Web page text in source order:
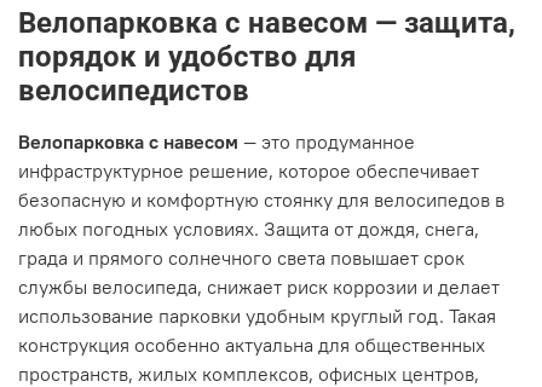
Велопарковка с навесом — защита,
порядок и удобство для
велосипедистов
Велопарковка с навесом — это продуманное
инфраструктурное решение, которое обеспечивает
безопасную и комфортную стоянку для велосипедов в
любых погодных условиях. Защита от дождя, снега,
града и прямого солнечного света повышает срок
службы велосипеда, снижает риск коррозии и делает
использование парковки удобным круглый год. Такая
конструкция особенно актуальна для общественных
пространств, жилых комплексов, офисных центров,